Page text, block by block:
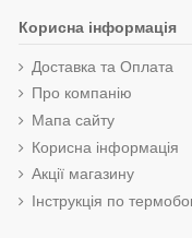
Корисна інформація
Доставка та Оплата
Про компанію
Мапа сайту
Корисна інформація
Акції магазину
Інструкція по